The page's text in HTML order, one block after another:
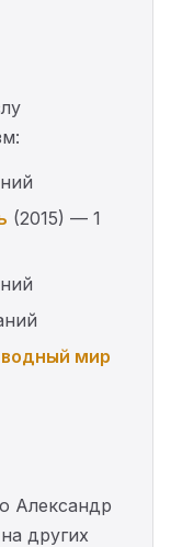
(2015) — 1
мир
Александр
других